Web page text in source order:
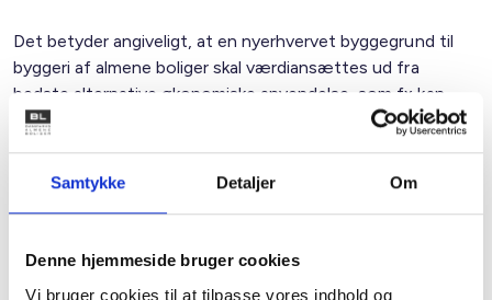
Samtykke Detaljer Om
Denne hjemmeside bruger cookies
Vi bruger cookies til at tilpasse vores indhold og
Det betyder angiveligt, at en nyerhvervet byggegrund til
byggeri af almene boliger skal værdiansættes ud fra
bedste alternative økonomiske anvendelse, som fx kan
være byggeri af ejerboliger. Det vil øge grundværdien
skattebetalingen ud fra denne grundværdi skal ifølge
forslaget allerede ske fra det tidspunkt, hvor grunden
nybyggeriet af almene boliger.